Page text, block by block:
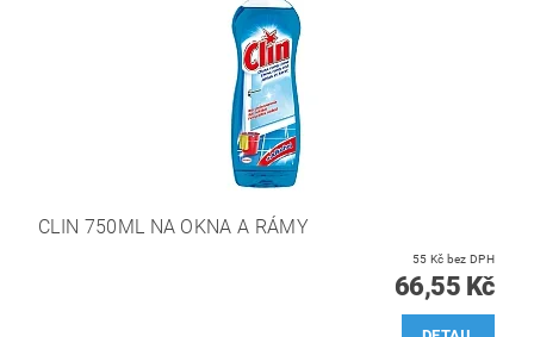
CLIN 750ML NA OKNA A RÁMY
55 Kč bez DPH
66,55 Kč